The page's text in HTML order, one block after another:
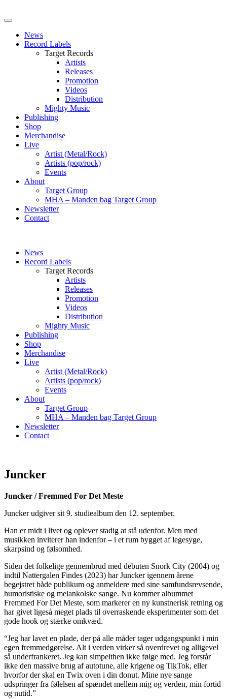
News
Record Labels
Target Records
Artists
Releases
Promotion
Videos
Distribution
Mighty Music
Publishing
Shop
Merchandise
Live
Artist (Metal/Rock)
Artists (pop/rock)
Events
About
Target Group
MHA – Manden bag Target Group
Newsletter
Contact
News
Record Labels
Target Records
Artists
Releases
Promotion
Videos
Distribution
Mighty Music
Publishing
Shop
Merchandise
Live
Artist (Metal/Rock)
Artists (pop/rock)
Events
About
Target Group
MHA – Manden bag Target Group
Newsletter
Contact
Juncker
Juncker / Fremmed For Det Meste
Juncker udgiver sit 9. studiealbum den 12. september.
Han er midt i livet og oplever stadig at stå udenfor. Men med
musikken inviterer han indenfor – i et rum bygget af legesyge,
skarpsind og følsomhed.
Siden det folkelige gennembrud med debuten Snork City (2004) og
indtil Nattergalen Findes (2023) har Juncker igennem årene
begejstret både publikum og anmeldere med sine samfundsrevsende,
humoristiske og melankolske sange. Nu kommer albummet
Fremmed For Det Meste, som markerer en ny kunstnerisk retning og
har givet ligeså meget plads til overraskende eksperimenter som det
gode hook og stærke omkvæd.
“Jeg har lavet en plade, der på alle måder tager udgangspunkt i min
egen fremmedgørelse. Alt i verden virker så overdrevet og alligevel
så underfrankeret. Jeg kan simpelthen ikke følge med. Jeg forstår
ikke den massive brug af autotune, alle krigene og TikTok, eller
hvorfor der skal en Twix oven i din donut. Mine nye sange
udspringer fra følelsen af spændet mellem mig og verden, min fortid
og nutid.”